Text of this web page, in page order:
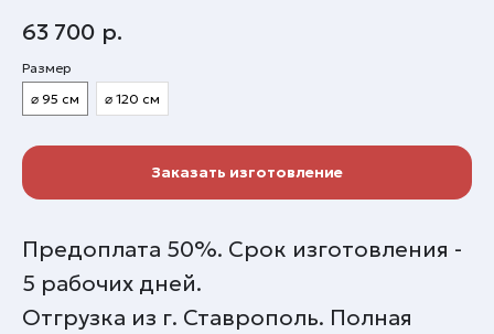
63 700 р.
Размер
⌀ 95 см
⌀ 120 см
Заказать изготовление
Предоплата 50%. Срок изготовления -
5 рабочих дней.
Отгрузка из г. Ставрополь. Полная